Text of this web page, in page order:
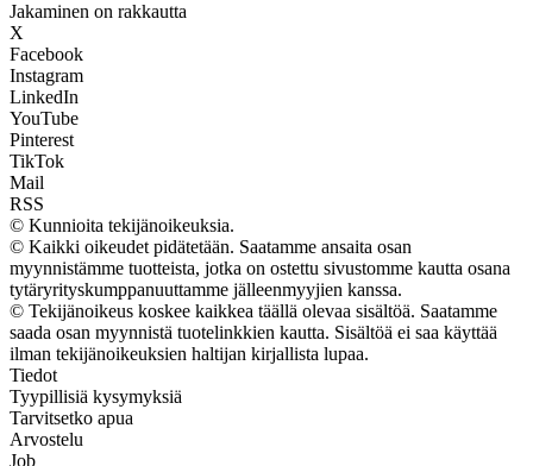
Jakaminen on rakkautta
X
Facebook
Instagram
LinkedIn
YouTube
Pinterest
TikTok
Mail
RSS
© Kunnioita tekijänoikeuksia.
© Kaikki oikeudet pidätetään. Saatamme ansaita osan
myynnistämme tuotteista, jotka on ostettu sivustomme kautta osana
tytäryrityskumppanuuttamme jälleenmyyjien kanssa.
© Tekijänoikeus koskee kaikkea täällä olevaa sisältöä. Saatamme
saada osan myynnistä tuotelinkkien kautta. Sisältöä ei saa käyttää
ilman tekijänoikeuksien haltijan kirjallista lupaa.
Tiedot
Tyypillisiä kysymyksiä
Tarvitsetko apua
Arvostelu
Job